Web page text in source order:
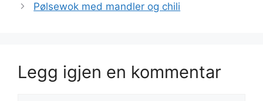
Pølsewok med mandler og chili
Legg igjen en kommentar